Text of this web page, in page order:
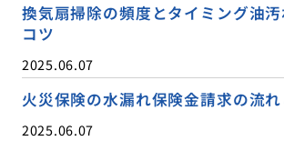
換気扇掃除の頻度とタイミング油
コツ
2025.06.07
火災保険の水漏れ保険金請求の流
2025.06.07